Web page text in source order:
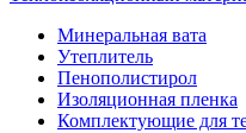
Минеральная вата
Утеплитель
Пенополистирол
Изоляционная пленка
Комплектующие для